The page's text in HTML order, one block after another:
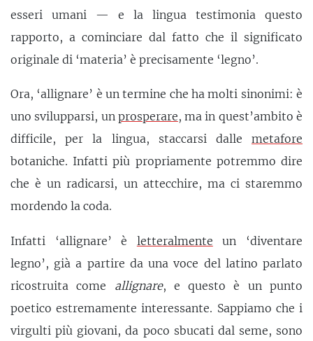
esseri umani — e la lingua testimonia questo
rapporto, a cominciare dal fatto che il significato
originale di ‘materia’ è precisamente ‘legno’.
Ora, ‘allignare’ è un termine che ha molti sinonimi: è
uno svilupparsi, un prosperare, ma in quest’ambito è
difficile, per la lingua, staccarsi dalle metafore
botaniche. Infatti più propriamente potremmo dire
che è un radicarsi, un attecchire, ma ci staremmo
mordendo la coda.
Infatti ‘allignare’ è letteralmente un ‘diventare
legno’, già a partire da una voce del latino parlato
ricostruita come allignare, e questo è un punto
poetico estremamente interessante. Sappiamo che i
virgulti più giovani, da poco sbucati dal seme, sono